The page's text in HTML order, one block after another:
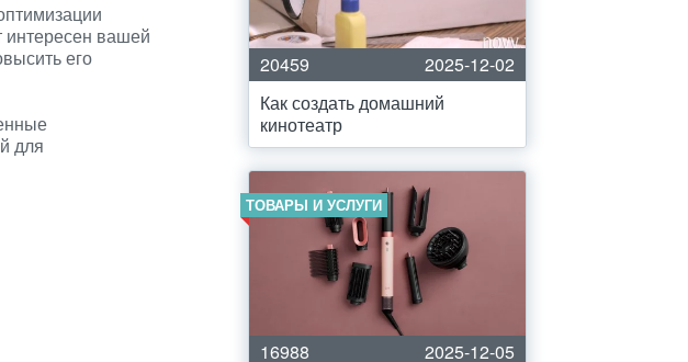
интересен вашей
его
для
20459
2025-12-02
Как создать домашний
кинотеатр
ТОВАРЫ И УСЛУГИ
16988
2025-12-05